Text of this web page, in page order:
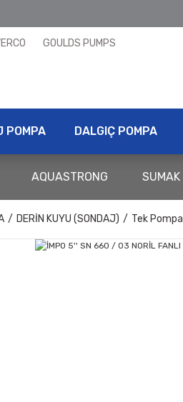
GOULDS PUMPS
POMPA DALGIÇ POMPA
AQUASTRONG SUMAK
DERİN KUYU (SONDAJ) Tek Pompa